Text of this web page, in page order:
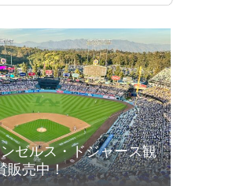
ゼルス・ドジャース観
販売中！